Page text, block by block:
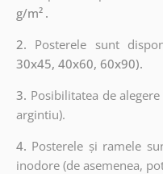
g/m² .
2. Posterele sunt
30x45, 40x60, 60x90).
3. Posibilitatea de
argintiu).
4. Posterele și ramele
inodore (de asemenea,